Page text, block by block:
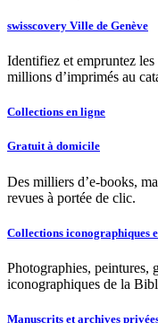
swisscovery Ville de Genève
Identifiez et empruntez
millions d’imprimés au
Collections en ligne
Gratuit à domicile
Des milliers d’e-books,
revues à portée de clic.
Collections iconographiques
Photographies, peintures,
iconographiques de la
Manuscrits et archives